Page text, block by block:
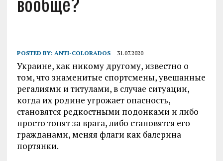
POSTED BY: ANTI-COLORADOS 31.07.2020
Украине, как никому другому, известно о
том, что знаменитые спортсмены, увешанные
регалиями и титулами, в случае ситуации,
когда их родине угрожает опасность,
становятся редкостными подонками и либо
просто топят за врага, либо становятся его
гражданами, меняя флаги как балерина
портянки.